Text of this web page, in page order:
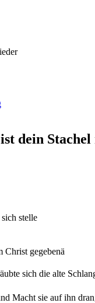
dein Stachel
stelle
Christ gegebenä
sich die alte
Macht sie auf ihn